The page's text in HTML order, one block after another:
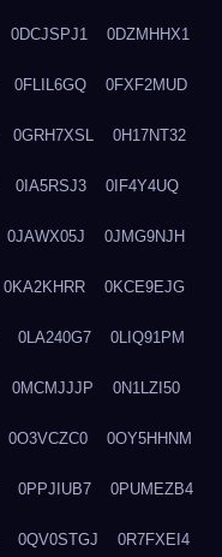
0DCJSPJ1 0DZMHHX1
0FLIL6GQ 0FXF2MUD
0GRH7XSL 0H17NT32
0IA5RSJ3 0IF4Y4UQ
0JAWX05J 0JMG9NJH
0KA2KHRR 0KCE9EJG
0LA240G7 0LIQ91PM
0MCMJJJP 0N1LZI50
0O3VCZC0 0OY5HHNM
0PPJIUB7 0PUMEZB4
0QV0STGJ 0R7FXEI4